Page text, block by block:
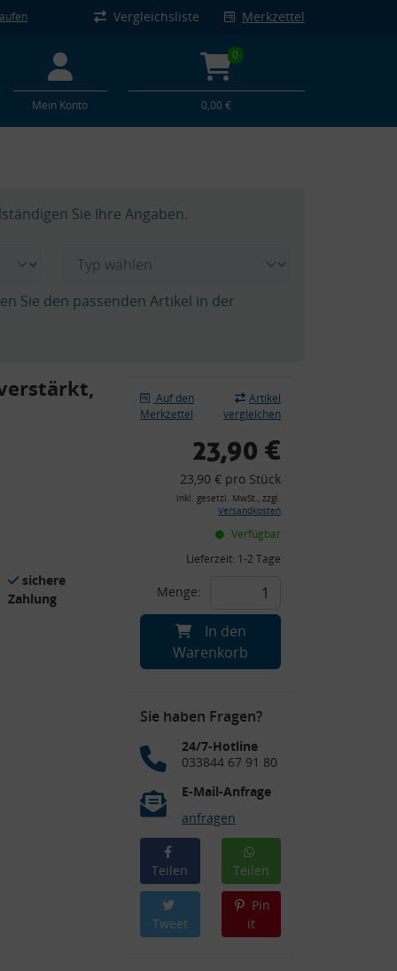
Vergleichsliste Merkzettel
Mein Konto
0
0,00 €
Sie Ihre Angaben.
Sie den passenden Artikel in der
sichere
Zahlung
Auf den
Merkzettel
Artikel
vergleichen
23,90 €
23,90 € pro Stück
inkl. gesetzl. MwSt., zzgl.
Versandkosten
Verfügbar
Lieferzeit: 1-2 Tage
Menge:
In den
Warenkorb
Sie haben Fragen?
24/7-Hotline
033844 67 91 80
E-Mail-Anfrage
anfragen
Teilen Teilen
Tweet
Pin
it